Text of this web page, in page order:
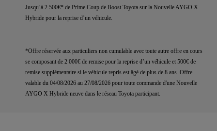
Jusqu’à 2 500€* de Prime Coup de Boost Toyota sur la Nouvelle AYGO X
Hybride pour la reprise d’un véhicule.
*Offre réservée aux particuliers non cumulable avec toute autre offre en cours
se composant de 2 000€ de remise pour la reprise d’un véhicule et 500€ de
remise supplémentaire si le véhicule repris est âgé de plus de 8 ans. Offre
valable du 04/08/2026 au 27/08/2026 pour toute commande d'une Nouvelle
AYGO X Hybride neuve dans le réseau Toyota participant.